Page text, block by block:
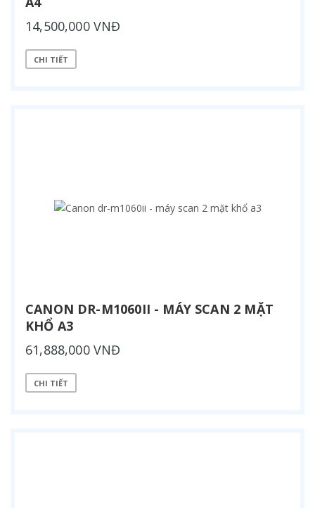
14,500,000 VNĐ
CHI TIẾT
CANON DR-M1060II - MÁY SCAN 2 MẶT
KHỔ A3
61,888,000 VNĐ
CHI TIẾT